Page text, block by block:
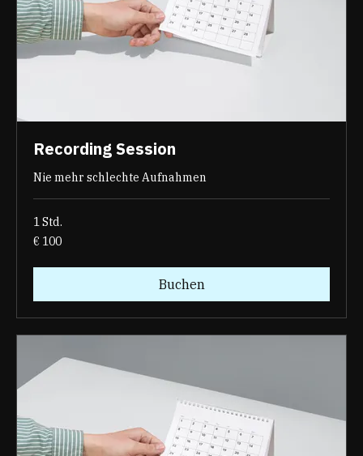
Recording Session
Nie mehr schlechte Aufnahmen
1 Std.
100
Euro
€ 100
Buchen